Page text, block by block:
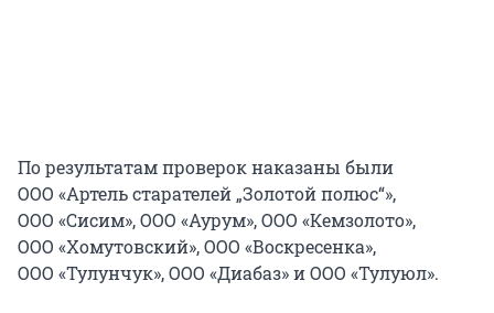
По результатам проверок наказаны были
ООО «Артель старателей „Золотой полюс“»,
ООО «Сисим», ООО «Аурум», ООО «Кемзолото»,
ООО «Хомутовский», ООО «Воскресенка»,
ООО «Тулунчук», ООО «Диабаз» и ООО «Тулуюл».